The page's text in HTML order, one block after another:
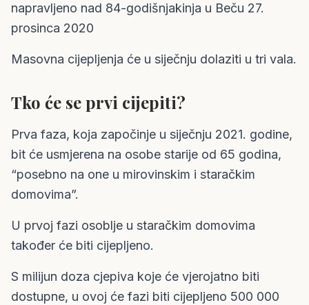
napravljeno nad 84-godišnjakinja u Beču 27.
prosinca 2020
Masovna cijepljenja će u siječnju dolaziti u tri vala.
Tko će se prvi cijepiti?
Prva faza, koja započinje u siječnju 2021. godine,
bit će usmjerena na osobe starije od 65 godina,
“posebno na one u mirovinskim i staračkim
domovima”.
U prvoj fazi osoblje u staračkim domovima
također će biti cijepljeno.
S milijun doza cjepiva koje će vjerojatno biti
dostupne, u ovoj će fazi biti cijepljeno 500 000